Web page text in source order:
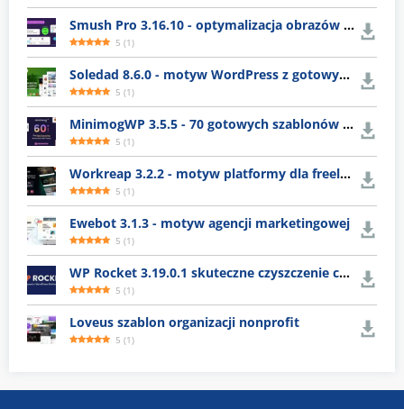
Smush Pro 3.16.10 - optymalizacja obrazów WordPress
5 (1)
Soledad 8.6.0 - motyw WordPress z gotowymi układami
5 (1)
MinimogWP 3.5.5 - 70 gotowych szablonów e-commerce
5 (1)
Workreap 3.2.2 - motyw platformy dla freelancerów
5 (1)
Ewebot 3.1.3 - motyw agencji marketingowej
5 (1)
WP Rocket 3.19.0.1 skuteczne czyszczenie cache WordPress
5 (1)
Loveus szablon organizacji nonprofit
5 (1)